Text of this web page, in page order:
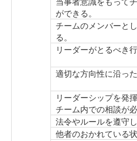
ができる。
チームのメンバーと
る。
リーダーがとるべき
適切な方向性に沿っ
リーダーシップを発
チーム内での相談が
法令やルールを遵守
他者のおかれている